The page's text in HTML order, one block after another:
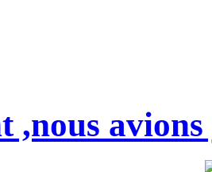
,nous